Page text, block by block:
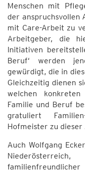
Menschen mit
der anspruchsvollen
mit Care-Arbeit zu
Arbeitgeber, die
Initiativen
Beruf‘ werden
gewürdigt, die in
Gleichzeitig dienen
welchen
Familie und Beruf
gratuliert
Hofmeister zu dieser
Auch Wolfgang